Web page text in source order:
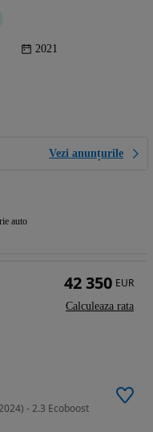
2021
Vezi anunțurile
auto
- 2.3 Ecoboost
42 350 EUR
Calculeaza rata